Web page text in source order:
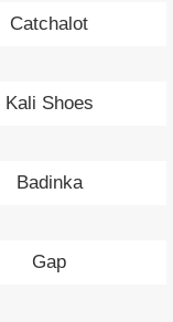
Catchalot
Kali Shoes
Badinka
Gap